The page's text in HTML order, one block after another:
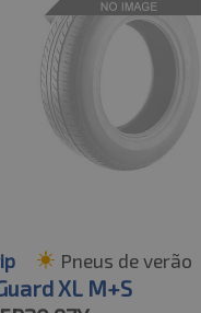
Pneus de verão
XL M+S